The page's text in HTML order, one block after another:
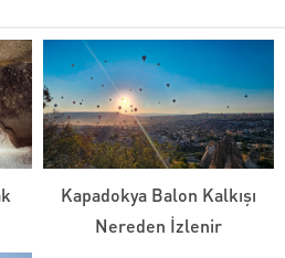
Kapadokya Balon Kalkışı
Nereden İzlenir